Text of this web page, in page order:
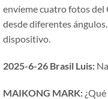
envíeme cuatro fotos del
desde diferentes
dispositivo.
2025-6-26 Brasil Luis:
MAIKONG MARK: